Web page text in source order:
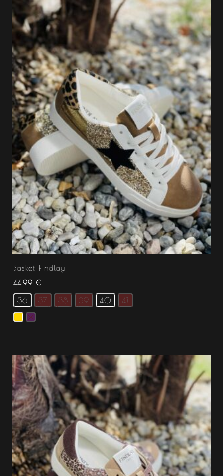
Basket Findlay
44.99 €
36 37 38 39 40 41